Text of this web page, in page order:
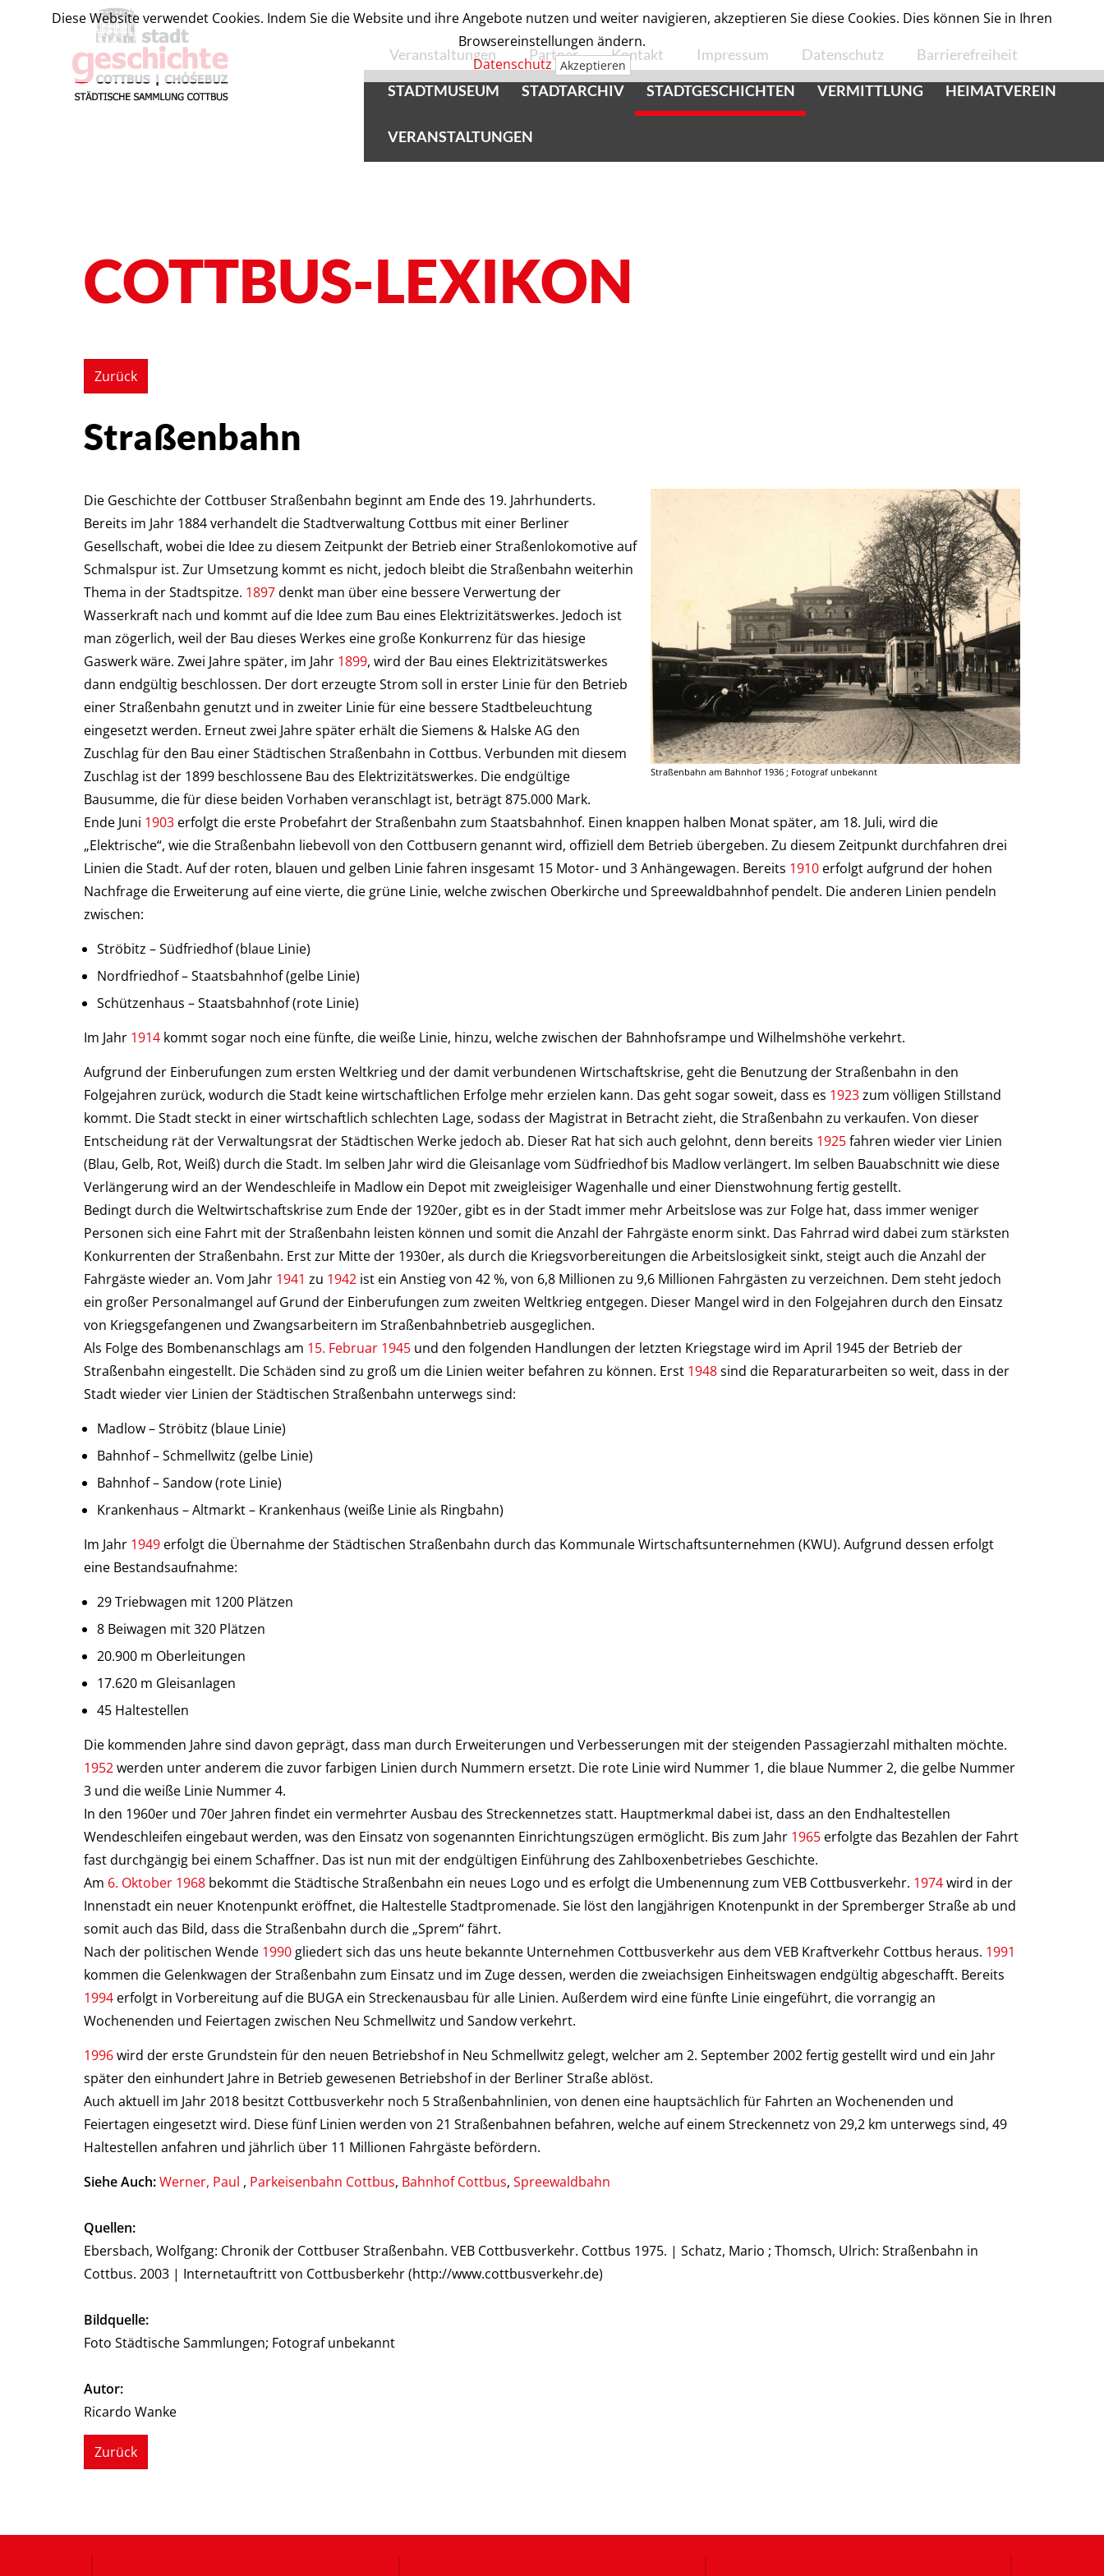
Diese Website verwendet Cookies. Indem Sie die Website und ihre Angebote nutzen und weiter navigieren, akzeptieren Sie diese Cookies. Dies können Sie in Ihren
Browsereinstellungen ändern.
Datenschutz Akzeptieren
Veranstaltungen Partner Kontakt Impressum Datenschutz
Barrierefreiheit
STADTMUSEUM
STADTARCHIV STADTGESCHICHTEN VERMITTLUNG HEIMATVEREIN
VERANSTALTUNGEN
COTTBUS-LEXIKON
Zurück
Straßenbahn
Straßenbahn am Bahnhof 1936 ; Fotograf unbekannt
Die Geschichte der Cottbuser Straßenbahn beginnt am Ende des 19. Jahrhunderts.
Bereits im Jahr 1884 verhandelt die Stadtverwaltung Cottbus mit einer Berliner
Gesellschaft, wobei die Idee zu diesem Zeitpunkt der Betrieb einer Straßenlokomotive auf
Schmalspur ist. Zur Umsetzung kommt es nicht, jedoch bleibt die Straßenbahn weiterhin
Thema in der Stadtspitze. 1897denkt man über eine bessere Verwertung der
Wasserkraft nach und kommt auf die Idee zum Bau eines Elektrizitätswerkes. Jedoch ist
man zögerlich, weil der Bau dieses Werkes eine große Konkurrenz für das hiesige
Gaswerk wäre. Zwei Jahre später, im Jahr 1899, wird der Bau eines Elektrizitätswerkes
dann endgültig beschlossen. Der dort erzeugte Strom soll in erster Linie für den Betrieb
einer Straßenbahn genutzt und in zweiter Linie für eine bessere Stadtbeleuchtung
eingesetzt werden. Erneut zwei Jahre später erhält die Siemens & Halske AG den
Zuschlag für den Bau einer Städtischen Straßenbahn in Cottbus. Verbunden mit diesem
Zuschlag ist der 1899 beschlossene Bau des Elektrizitätswerkes. Die endgültige
Bausumme, die für diese beiden Vorhaben veranschlagt ist, beträgt 875.000 Mark.
Ende Juni 1903 erfolgt die erste Probefahrt der Straßenbahn zum Staatsbahnhof. Einen knappen halben Monat später, am 18. Juli, wird die
„Elektrische“, wie die Straßenbahn liebevoll von den Cottbusern genannt wird, offiziell dem Betrieb übergeben. Zu diesem Zeitpunkt durchfahren drei
Linien die Stadt. Auf der roten, blauen und gelben Linie fahren insgesamt 15 Motor- und 3 Anhängewagen. Bereits 1910 erfolgt aufgrund der hohen
Nachfrage die Erweiterung auf eine vierte, die grüne Linie, welche zwischen Oberkirche und Spreewaldbahnhof pendelt. Die anderen Linien pendeln
zwischen:
Ströbitz – Südfriedhof (blaue Linie)
Nordfriedhof – Staatsbahnhof (gelbe Linie)
Schützenhaus – Staatsbahnhof (rote Linie)
Im Jahr 1914 kommt sogar noch eine fünfte, die weiße Linie, hinzu, welche zwischen der Bahnhofsrampe und Wilhelmshöhe verkehrt.
Aufgrund der Einberufungen zum ersten Weltkrieg und der damit verbundenen Wirtschaftskrise, geht die Benutzung der Straßenbahn in den
Folgejahren zurück, wodurch die Stadt keine wirtschaftlichen Erfolge mehr erzielen kann. Das geht sogar soweit, dass es 1923zum völligen Stillstand
kommt. Die Stadt steckt in einer wirtschaftlich schlechten Lage, sodass der Magistrat in Betracht zieht, die Straßenbahn zu verkaufen. Von dieser
Entscheidung rät der Verwaltungsrat der Städtischen Werke jedoch ab. Dieser Rat hat sich auch gelohnt, denn bereits 1925fahren wieder vier Linien
(Blau, Gelb, Rot, Weiß) durch die Stadt. Im selben Jahr wird die Gleisanlage vom Südfriedhof bis Madlow verlängert. Im selben Bauabschnitt wie diese
Verlängerung wird an der Wendeschleife in Madlow ein Depot mit zweigleisiger Wagenhalle und einer Dienstwohnung fertig gestellt.
Bedingt durch die Weltwirtschaftskrise zum Ende der 1920er, gibt es in der Stadt immer mehr Arbeitslose was zur Folge hat, dass immer weniger
Personen sich eine Fahrt mit der Straßenbahn leisten können und somit die Anzahl der Fahrgäste enorm sinkt. Das Fahrrad wird dabei zum stärksten
Konkurrenten der Straßenbahn. Erst zur Mitte der 1930er, als durch die Kriegsvorbereitungen die Arbeitslosigkeit sinkt, steigt auch die Anzahl der
Fahrgäste wieder an. Vom Jahr 1941 zu 1942 ist ein Anstieg von 42 %, von 6,8 Millionen zu 9,6 Millionen Fahrgästen zu verzeichnen. Dem steht jedoch
ein großer Personalmangel auf Grund der Einberufungen zum zweiten Weltkrieg entgegen. Dieser Mangel wird in den Folgejahren durch den Einsatz
von Kriegsgefangenen und Zwangsarbeitern im Straßenbahnbetrieb ausgeglichen.
Als Folge des Bombenanschlags am 15. Februar 1945 und den folgenden Handlungen der letzten Kriegstage wird im April 1945 der Betrieb der
Straßenbahn eingestellt. Die Schäden sind zu groß um die Linien weiter befahren zu können. Erst 1948sind die Reparaturarbeiten so weit, dass in der
Stadt wieder vier Linien der Städtischen Straßenbahn unterwegs sind:
Madlow – Ströbitz (blaue Linie)
Bahnhof – Schmellwitz (gelbe Linie)
Bahnhof – Sandow (rote Linie)
Krankenhaus – Altmarkt – Krankenhaus (weiße Linie als Ringbahn)
Im Jahr 1949 erfolgt die Übernahme der Städtischen Straßenbahn durch das Kommunale Wirtschaftsunternehmen (KWU). Aufgrund dessen erfolgt
eine Bestandsaufnahme:
29 Triebwagen mit 1200 Plätzen
8 Beiwagen mit 320 Plätzen
20.900 m Oberleitungen
17.620 m Gleisanlagen
45 Haltestellen
Die kommenden Jahre sind davon geprägt, dass man durch Erweiterungen und Verbesserungen mit der steigenden Passagierzahl mithalten möchte.
1952werden unter anderem die zuvor farbigen Linien durch Nummern ersetzt. Die rote Linie wird Nummer 1, die blaue Nummer 2, die gelbe Nummer
3 und die weiße Linie Nummer 4.
In den 1960er und 70er Jahren findet ein vermehrter Ausbau des Streckennetzes statt. Hauptmerkmal dabei ist, dass an den Endhaltestellen
Wendeschleifen eingebaut werden, was den Einsatz von sogenannten Einrichtungszügen ermöglicht. Bis zum Jahr 1965 erfolgte das Bezahlen der Fahrt
fast durchgängig bei einem Schaffner. Das ist nun mit der endgültigen Einführung des Zahlboxenbetriebes Geschichte.
Am 6. Oktober 1968 bekommt die Städtische Straßenbahn ein neues Logo und es erfolgt die Umbenennung zum VEB Cottbusverkehr. 1974wird in der
Innenstadt ein neuer Knotenpunkt eröffnet, die Haltestelle Stadtpromenade. Sie löst den langjährigen Knotenpunkt in der Spremberger Straße ab und
somit auch das Bild, dass die Straßenbahn durch die „Sprem“ fährt.
Nach der politischen Wende 1990 gliedert sich das uns heute bekannte Unternehmen Cottbusverkehr aus dem VEB Kraftverkehr Cottbus heraus. 1991
kommen die Gelenkwagen der Straßenbahn zum Einsatz und im Zuge dessen, werden die zweiachsigen Einheitswagen endgültig abgeschafft. Bereits
1994 erfolgt in Vorbereitung auf die BUGA ein Streckenausbau für alle Linien. Außerdem wird eine fünfte Linie eingeführt, die vorrangig an
Wochenenden und Feiertagen zwischen Neu Schmellwitz und Sandow verkehrt.
1996wird der erste Grundstein für den neuen Betriebshof in Neu Schmellwitz gelegt, welcher am 2. September 2002 fertig gestellt wird und ein Jahr
später den einhundert Jahre in Betrieb gewesenen Betriebshof in der Berliner Straße ablöst.
Auch aktuell im Jahr 2018 besitzt Cottbusverkehr noch 5 Straßenbahnlinien, von denen eine hauptsächlich für Fahrten an Wochenenden und
Feiertagen eingesetzt wird. Diese fünf Linien werden von 21 Straßenbahnen befahren, welche auf einem Streckennetz von 29,2 km unterwegs sind, 49
Haltestellen anfahren und jährlich über 11 Millionen Fahrgäste befördern.
Siehe Auch:Werner, Paul , Parkeisenbahn Cottbus, Bahnhof Cottbus, Spreewaldbahn
Quellen:
Ebersbach, Wolfgang: Chronik der Cottbuser Straßenbahn. VEB Cottbusverkehr. Cottbus 1975. | Schatz, Mario ; Thomsch, Ulrich: Straßenbahn in
Cottbus. 2003 | Internetauftritt von Cottbusberkehr (http://www.cottbusverkehr.de)
Bildquelle:
Foto Städtische Sammlungen; Fotograf unbekannt
Autor:
Ricardo Wanke
Zurück